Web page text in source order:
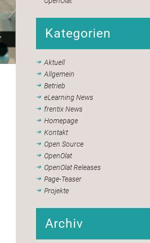
Kategorien
Aktuell
Allgemein
Betrieb
eLearning News
frentix News
Homepage
Kontakt
Open Source
OpenOlat
OpenOlat Releases
Page-Teaser
Projekte
Archiv